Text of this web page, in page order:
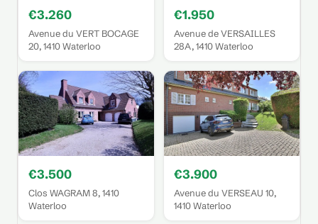
€3.260
Avenue du VERT BOCAGE
20, 1410 Waterloo
€1.950
Avenue de VERSAILLES
28A, 1410 Waterloo
€3.500
Clos WAGRAM 8, 1410
Waterloo
€3.900
Avenue du VERSEAU 10,
1410 Waterloo